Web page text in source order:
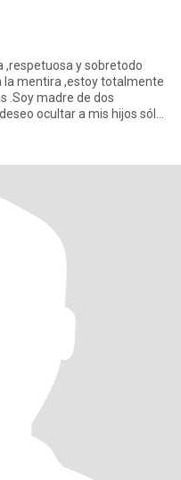
,respetuosa y sobretodo
la mentira ,estoy totalmente
.Soy madre de dos
ocultar a mis hijos sólo